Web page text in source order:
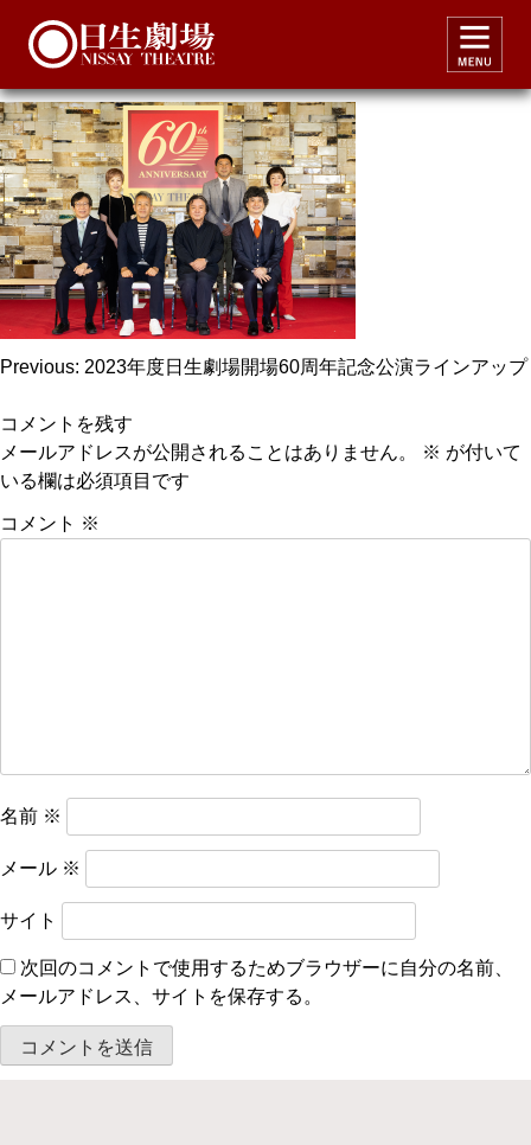
60thanniversary_all1
投
ナ
ビ
ゲ
Previous: 2023年度日生劇場開場60周年記念公演ラインアップ
コメントを残す
メールアドレスが公開されることはありません。
※ が付いて
いる欄は必須項目です
コメント ※
名前 ※
メール ※
サイト
次回のコメントで使用するためブラウザーに自分の名前、
メールアドレス、サイトを保存する。